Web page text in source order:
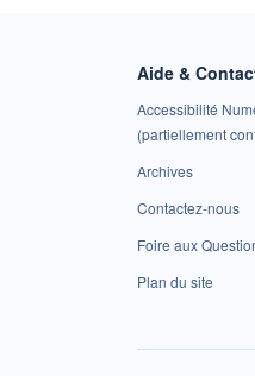
Aide &
Accessibilité
(partiellement
Archives
Contactez-nous
Foire aux
Plan du site